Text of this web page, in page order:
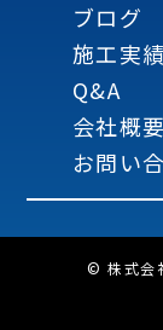
ブログ
施工実績
Q&A
会社概要
お問い
© 株式会